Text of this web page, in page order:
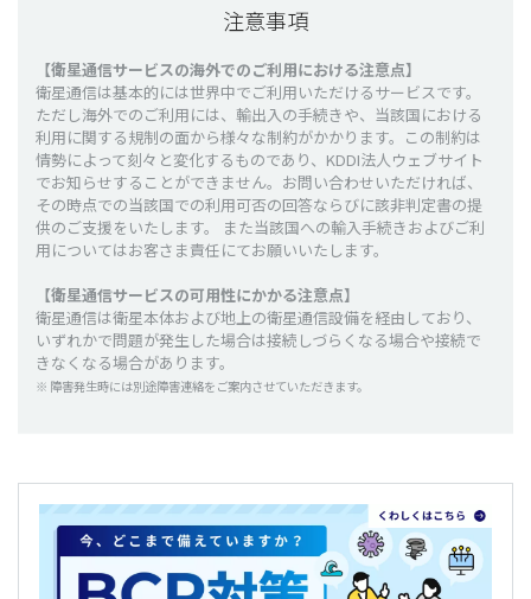
注意事項
【衛星通信サービスの海外でのご利用における注意点】
衛星通信は基本的には世界中でご利用いただけるサービスです。
ただし海外でのご利用には、輸出入の手続きや、当該国における
利用に関する規制の面から様々な制約がかかります。この制約は
情勢によって刻々と変化するものであり、KDDI法人ウェブサイト
でお知らせすることができません。お問い合わせいただければ、
その時点での当該国での利用可否の回答ならびに該非判定書の提
供のご支援をいたします。 また当該国への輸入手続きおよびご利
用についてはお客さま責任にてお願いいたします。
【衛星通信サービスの可用性にかかる注意点】
衛星通信は衛星本体および地上の衛星通信設備を経由しており、
いずれかで問題が発生した場合は接続しづらくなる場合や接続で
きなくなる場合があります。
※ 障害発生時には別途障害連絡をご案内させていただきます。